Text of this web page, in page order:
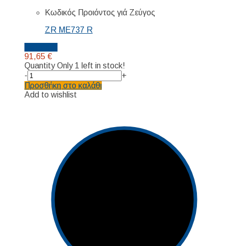
Κωδικός Προιόντος γιά Ζεύγος
ZR ME737 R
91,65 €
QuantityOnly 1 left in stock!
-
+
Προσθήκη στο καλάθι
Add to wishlist